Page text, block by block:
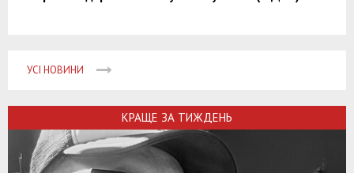
УСІ НОВИНИ
КРАЩЕ ЗА ТИЖДЕНЬ